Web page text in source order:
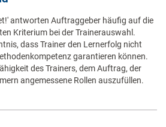
antworten Auftraggeber häufig auf die
Kriterium bei der Trainerauswahl.
dass Trainer den Lernerfolg nicht
garantieren können.
des Trainers, dem Auftrag, der
angemessene Rollen auszufüllen.